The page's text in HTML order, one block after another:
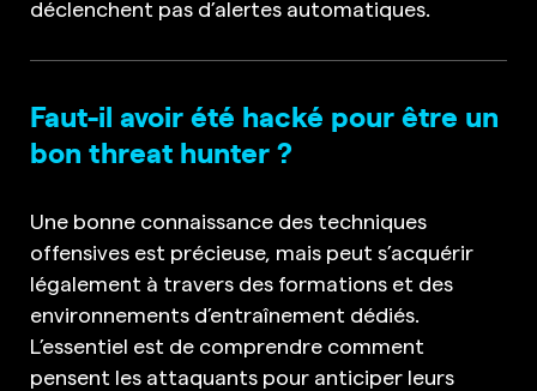
déclenchent pas d’alertes automatiques.
Faut-il avoir été hacké pour être un
bon threat hunter ?
Une bonne connaissance des techniques
offensives est précieuse, mais peut s’acquérir
légalement à travers des formations et des
environnements d’entraînement dédiés.
L’essentiel est de comprendre comment
pensent les attaquants pour anticiper leurs